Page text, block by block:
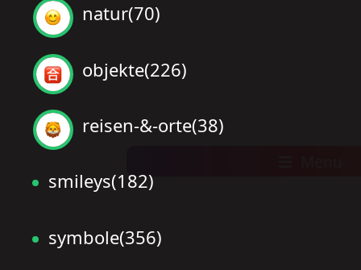
natur(70)
objekte(226)
reisen-&-orte(38)
smileys(182)
symbole(356)